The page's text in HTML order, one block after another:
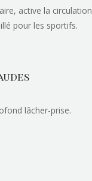
active la circulation
pour les sportifs.
lâcher-prise.